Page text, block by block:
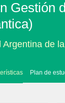
Gestión
de
Plan de